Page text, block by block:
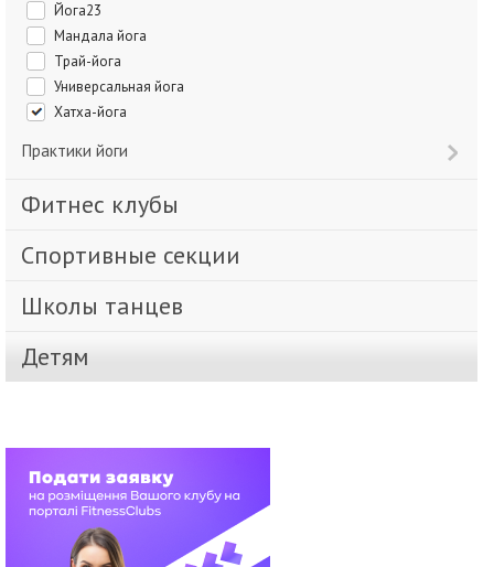
Йога23
Мандала йога
Трай-йога
Универсальная йога
Хатха-йога
Практики йоги
Фитнес клубы
Спортивные секции
Школы танцев
Детям